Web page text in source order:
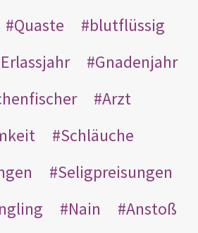
Quaste
blutflüssig
Erlassjahr
Gnadenjahr
Arzt
Schläuche
Seligpreisungen
Nain
Anstoß